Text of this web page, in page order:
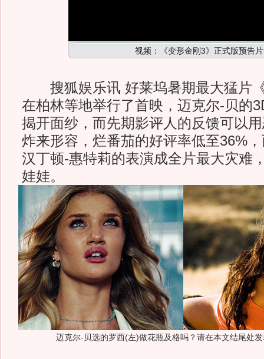
视频：《变形金刚3》正式版预告片
搜狐娱乐讯 好莱坞暑期最大猛片
在柏林等地举行了首映，迈克尔-贝的
揭开面纱，而先期影评人的反馈可以
炸来形容，烂番茄的好评率低至36%
汉丁顿-惠特莉的表演成全片最大灾难
娃娃。
迈克尔-贝选的罗西(左)做花瓶及格吗？请在本文结尾处